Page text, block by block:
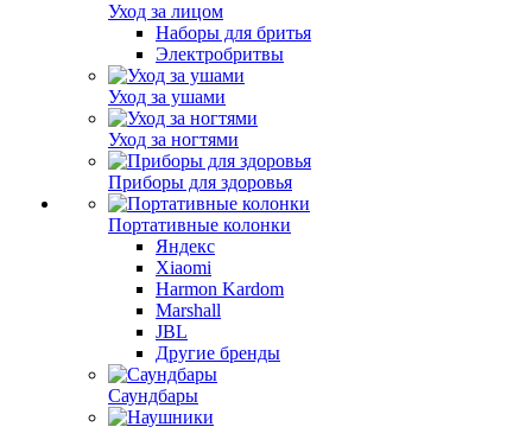
Уход за лицом
Наборы для бритья
Электробритвы
Уход за ушами
Уход за ногтями
Приборы для здоровья
Портативные колонки
Яндекс
Xiaomi
Harmon Kardom
Marshall
JBL
Другие бренды
Саундбары